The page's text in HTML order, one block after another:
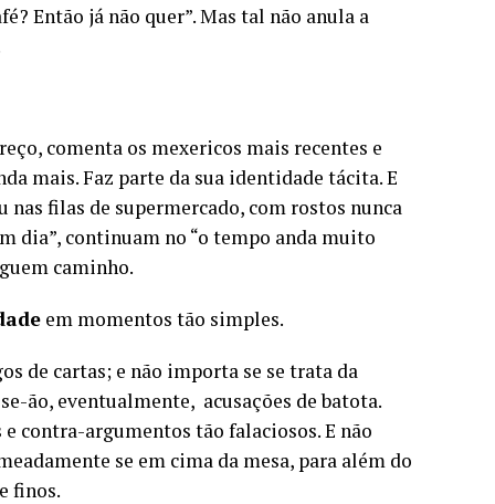
Então já não quer”. Mas tal não anula a
comenta os mexericos mais recentes e
mais. Faz parte da sua identidade tácita. E
nas filas de supermercado, com rostos nunca
dia”, continuam no “o tempo anda muito
caminho.
em momentos tão simples.
de cartas; e não importa se se trata da
ão, eventualmente, acusações de batota.
contra-argumentos tão falaciosos. E não
se em cima da mesa, para além do
finos.